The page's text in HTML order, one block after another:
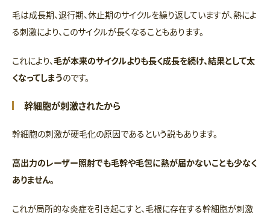
毛は成長期、退行期、休止期のサイクルを繰り返していますが、熱によ
る刺激により、このサイクルが長くなることもあります。
これにより、毛が本来のサイクルよりも長く成長を続け、結果として太
くなってしまうのです。
幹細胞が刺激されたから
幹細胞の刺激が硬毛化の原因であるという説もあります。
高出力のレーザー照射でも毛幹や毛包に熱が届かないことも少なく
ありません。
これが局所的な炎症を引き起こすと、毛根に存在する幹細胞が刺激